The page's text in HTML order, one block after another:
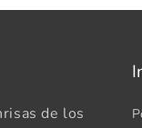
de los